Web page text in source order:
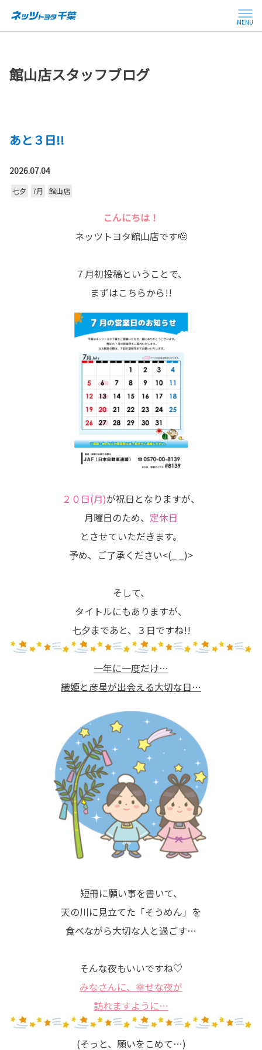
MENU
館山店スタッフブログ
あと３日!!
2026.07.04
七夕 7月 館山店
こんにちは！
ネッツトヨタ館山店です🫡
７月初投稿ということで、
まずはこちらから!!
２０日(月)が祝日となりますが、
月曜日のため、 定休日
とさせていただきます。
予め、ご了承ください<(_ _)>
そして、
タイトルにもありますが、
七夕まであと、３日ですね!!
一年に一度だけ…
織姫と彦星が出会える大切な日…
短冊に願い事を書いて、
天の川に見立てた「そうめん」を
食べながら大切な人と過ごす…
そんな夜もいいですね♡
みなさんに、幸せな夜が
訪れますように…
(そっと、願いをこめて…)